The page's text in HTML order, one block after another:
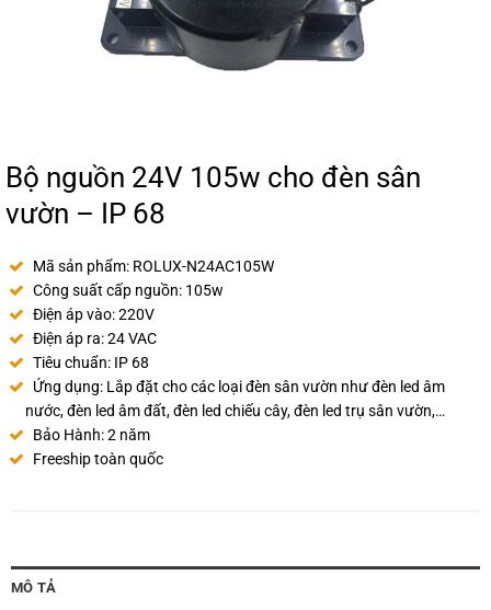
Bộ nguồn 24V 105w cho đèn sân
vườn – IP 68
Mã sản phẩm: ROLUX-N24AC105W
Công suất cấp nguồn: 105w
Điện áp vào: 220V
Điện áp ra: 24 VAC
Tiêu chuẩn: IP 68
Ứng dụng: Lắp đặt cho các loại đèn sân vườn như đèn led âm
nước, đèn led âm đất, đèn led chiếu cây, đèn led trụ sân vườn,…
Bảo Hành: 2 năm
Freeship toàn quốc
MÔ TẢ